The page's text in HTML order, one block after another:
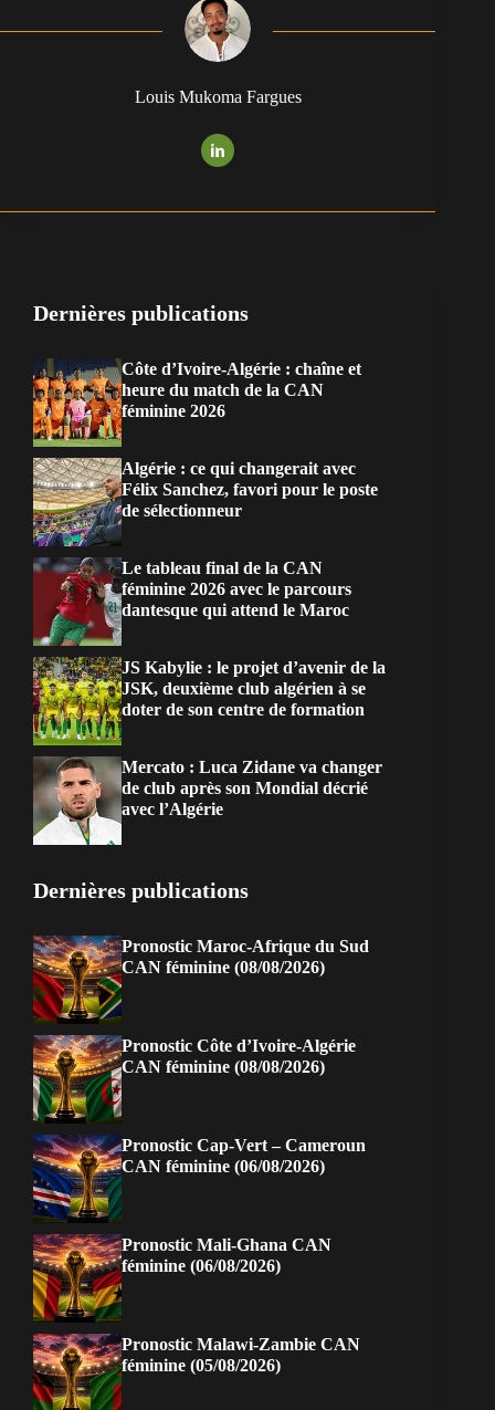
Louis Mukoma Fargues
Dernières publications
Côte d’Ivoire-Algérie : chaîne et
heure du match de la CAN
féminine 2026
Algérie : ce qui changerait avec
Félix Sanchez, favori pour le poste
de sélectionneur
Le tableau final de la CAN
féminine 2026 avec le parcours
dantesque qui attend le Maroc
JS Kabylie : le projet d’avenir de la
JSK, deuxième club algérien à se
doter de son centre de formation
Mercato : Luca Zidane va changer
de club après son Mondial décrié
avec l’Algérie
Dernières publications
Pronostic Maroc-Afrique du Sud
CAN féminine (08/08/2026)
Pronostic Côte d’Ivoire-Algérie
CAN féminine (08/08/2026)
Pronostic Cap-Vert – Cameroun
CAN féminine (06/08/2026)
Pronostic Mali-Ghana CAN
féminine (06/08/2026)
Pronostic Malawi-Zambie CAN
féminine (05/08/2026)